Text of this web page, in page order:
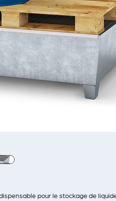
pour le stockage de